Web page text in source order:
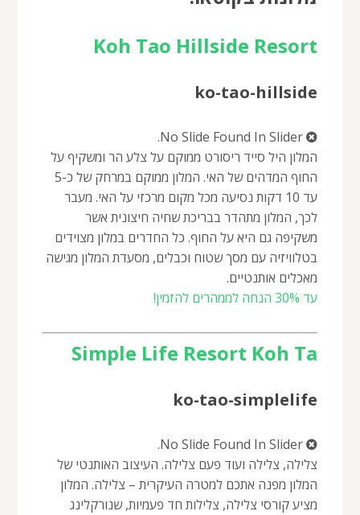
Koh Tao Hillside Resort
ko-tao-hillside
No Slide Found In Slider.
המלון היל סייד ריסורט ממוקם על צלע הר ומשקיף על
החוף המדהים של האי. המלון ממוקם במרחק של כ-5
עד 10 דקות נסיעה מכל מקום מרכזי על האי. מעבר
לכך, המלון מתהדר בבריכת שחיה חיצונית אשר
משקיפה גם היא על החוף. כל החדרים במלון מצוידים
בטלוויזיה עם מסך שטוח וכבלים, מסעדת המלון מגישה
מאכלים אותנטיים.
עד 30% הנחה לממהרים להזמין!
Simple Life Resort Koh Ta
ko-tao-simplelife
No Slide Found In Slider.
צלילה, צלילה ועוד פעם צלילה. העיצוב האותנטי של
המלון מפנה אתכם למטרה העיקרית – צלילה. המלון
מציע קורסי צלילה, צלילות חד פעמיות, שנורקלינג